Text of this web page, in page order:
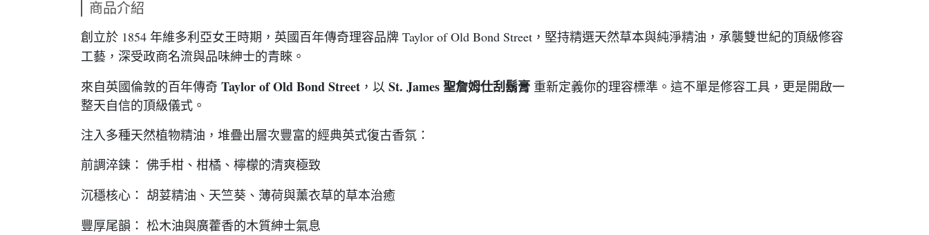
商品介紹
創立於 1854 年維多利亞女王時期，英國百年傳奇理容品牌 Taylor of Old Bond Street，堅持精選天然草本與純淨精油，承襲雙世紀的頂級修容
工藝，深受政商名流與品味紳士的青睞。
來自英國倫敦的百年傳奇 Taylor of Old Bond Street ，以 St. James 聖詹姆仕刮鬍膏 重新定義你的理容標準。這不單是修容工具，更是開啟一
整天自信的頂級儀式。
注入多種天然植物精油，堆疊出層次豐富的經典英式復古香氛：
前調淬鍊： 佛手柑、柑橘、檸檬的清爽極致
沉穩核心： 胡荽精油、天竺葵、薄荷與薰衣草的草本治癒
豐厚尾韻： 松木油與廣藿香的木質紳士氣息